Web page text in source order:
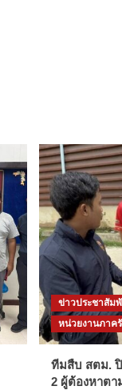
ข่าวประชาสัม
หน่วยงานภาค
ทีมสืบ สตม.
2 ผู้ต้องหาตา